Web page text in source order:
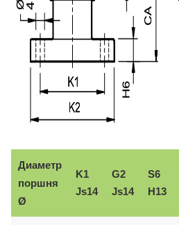
Диаметр
поршня
Ø
K1
Js14
G2
Js14
S6
H13